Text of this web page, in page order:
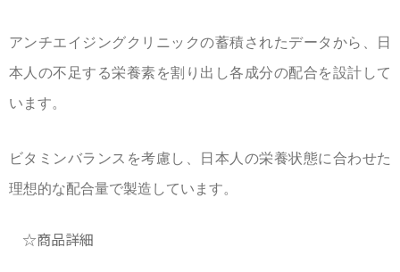
アンチエイジングクリニックの蓄積されたデータから、日
本人の不足する栄養素を割り出し各成分の配合を設計して
います。
ビタミンバランスを考慮し、日本人の栄養状態に合わせた
理想的な配合量で製造しています。
☆商品詳細